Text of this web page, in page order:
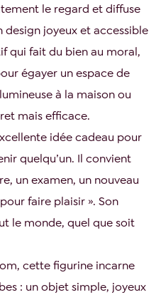
le regard et diffuse
design joyeux et accessible
qui fait du bien au moral,
égayer un espace de
à la maison ou
mais efficace.
idée cadeau pour
quelqu’un. Il convient
un examen, un nouveau
faire plaisir ». Son
le monde, quel que soit
cette figurine incarne
: un objet simple, joyeux